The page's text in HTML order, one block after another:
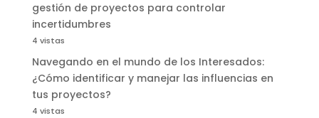
gestión de proyectos para controlar
incertidumbres
4 vistas
Navegando en el mundo de los Interesados:
¿Cómo identificar y manejar las influencias en
tus proyectos?
4 vistas